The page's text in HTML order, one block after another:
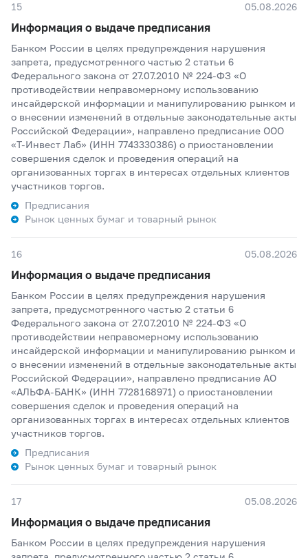
15 05.08.2026
Информация о выдаче предписания
Банком России в целях предупреждения нарушения
запрета, предусмотренного частью 2 статьи 6
Федерального закона от 27.07.2010 № 224-ФЗ «О
противодействии неправомерному использованию
инсайдерской информации и манипулированию рынком и
о внесении изменений в отдельные законодательные акты
Российской Федерации», направлено предписание ООО
«Т-Инвест Лаб» (ИНН 7743330386) о приостановлении
совершения сделок и проведения операций на
организованных торгах в интересах отдельных клиентов
участников торгов.
Предписания
Рынок ценных бумаг и товарный рынок
16 05.08.2026
Информация о выдаче предписания
Банком России в целях предупреждения нарушения
запрета, предусмотренного частью 2 статьи 6
Федерального закона от 27.07.2010 № 224-ФЗ «О
противодействии неправомерному использованию
инсайдерской информации и манипулированию рынком и
о внесении изменений в отдельные законодательные акты
Российской Федерации», направлено предписание АО
«АЛЬФА-БАНК» (ИНН 7728168971) о приостановлении
совершения сделок и проведения операций на
организованных торгах в интересах отдельных клиентов
участников торгов.
Предписания
Рынок ценных бумаг и товарный рынок
17 05.08.2026
Информация о выдаче предписания
Банком России в целях предупреждения нарушения